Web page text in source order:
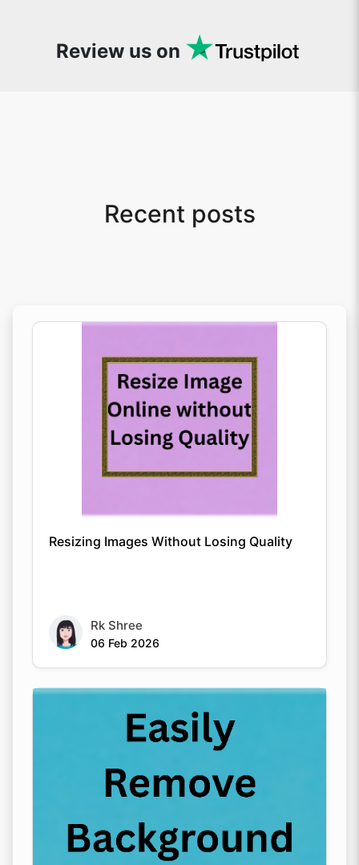
snappy tools every now and then!
Review us on
Recent posts
Resizing Images Without Losing Quality
Rk Shree
06 Feb 2026